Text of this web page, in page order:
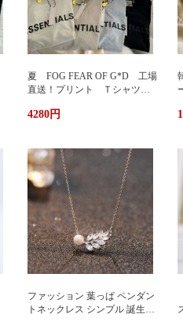
夏 FOG FEAR OF G*D 工場
直送！プリント Ｔシャツ
兼用 ユニセックス おしゃ
4280円
ファッション 葉っぱ ペンダン
トネックレス シンプル 誕生日